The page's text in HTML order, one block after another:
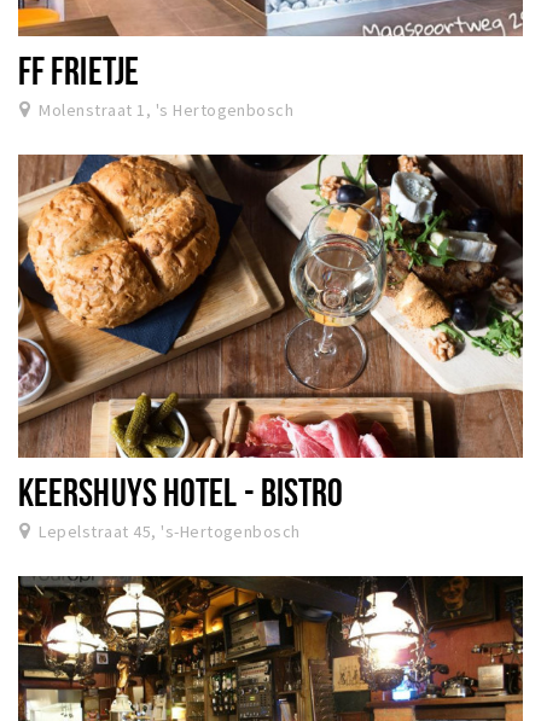
FF FRIETJE
Molenstraat 1, 's Hertogenbosch
KEERSHUYS HOTEL - BISTRO
Lepelstraat 45, 's-Hertogenbosch